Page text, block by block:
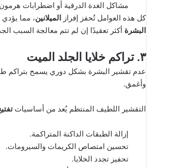
مشاكل الغدة الدرقية أو اضطرابات
كل هذه العوامل تُحفز إفراز
الميلانين، مما
البشرة أكثر تعقيدًا إن لم تتم معالجة السبب
٣. تراكم خلايا الجلد الميت
عدم تقشير البشرة بشكل دوري يسمح بتراكم
وأغمق.
التقشير اللطيف المنتظم يُعد من أساسيات
إزالة الطبقات الداكنة المتراكمة.
تحسين امتصاص الكريمات والسيرومات.
تحفيز تجدد الخلايا.